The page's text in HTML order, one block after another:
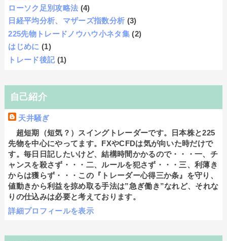
ローソク足別攻略法 (4)
日経平均分析、マザーズ指数分析 (3)
225先物トレードノウハウ小ネタ集 (2)
はじめに (1)
トレード後記 (1)
自己紹介
天井騒ぎ
超短期（短気？）スイングトレーダーです。日本株と225
先物を中心にやってます。FXやCFDは気が向いた時だけで
す。毎日日記したいけど、結構時間かかるので・・・一、チ
ャンスを殺さず・・・二、ルールを犯さず・・・三、利薄き
からは獲らず・・・この『トレーダー心得三か条』を守り、
値動きから利益を掠め取る手法は”急ぎ働き”なれど、それな
りの仕込みは必要と考えております。
詳細プロフィールを表示